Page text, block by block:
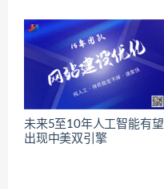
未来5至10年人工智能有望
出现中美双引擎